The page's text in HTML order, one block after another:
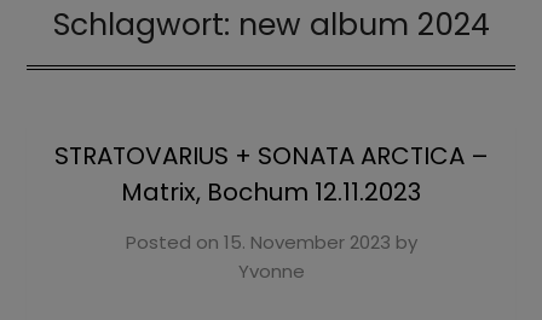
Schlagwort: new album 2024
STRATOVARIUS + SONATA ARCTICA –
Matrix, Bochum 12.11.2023
Posted on 15. November 2023 by
Yvonne